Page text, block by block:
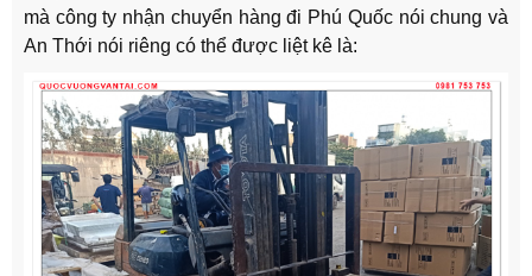
mà công ty nhận chuyển hàng đi Phú Quốc nói chung và
An Thới nói riêng có thể được liệt kê là: